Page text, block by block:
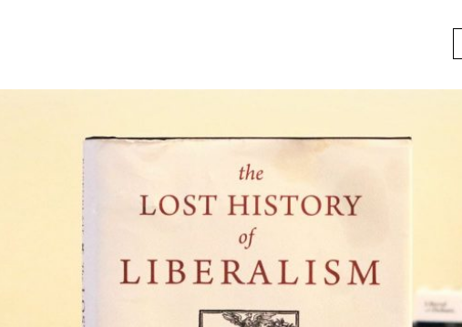
Diccionario portátil de la literatura
Documentos
Gran reserva
Libros usados
Literatura
Medioambiente
Narrativas visuales
Pensamiento
Pensamiento ilustrado